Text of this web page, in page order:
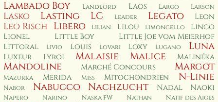
Lambado Boy Landlord Laos Largo Larson
Lasko Lasting LC Leader Legato Leon
Leo Risch Libero Lilian Lilou Limoncello
Lingo
Lionel
Little Boy
Little Joe vom Meierhof
Littoral
Livio Louis Lovari Loxy Lugano Luna
Luxeur Lyroi Malaisie Malice Malinéka
Mandoline Marché Concours Margot
Mazurka Merida Miss Mitochondrien N-Linie
Nabor Nabucco Nachzucht Nadal Naoki
Napero Narino Naska FW Nathan Natif des Aiges